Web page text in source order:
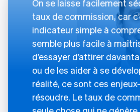
On se laisse facilement
taux de commission, car
indicateur simple à
semble plus facile à
d’essayer d’attirer
ou de les aider à se
réalité, ce sont ces
résoudre. Le taux de